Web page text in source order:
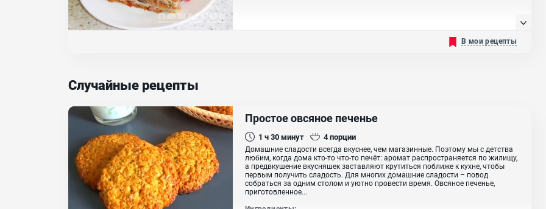
В мои рецепты
Случайные рецепты
Простое овсяное печенье
1 ч 30минут 4порции
Домашние сладости всегда вкуснее, чем магазинные. Поэтому мы с детства
любим, когда дома кто-то что-то печёт: аромат распространяется по жилищу,
а предвкушение вкусняшек заставляют крутиться поближе к кухне, чтобы
первым получить сладость. Для многих домашние сладости – повод
собраться за одним столом и уютно провести время. Овсяное печенье,
приготовленное...